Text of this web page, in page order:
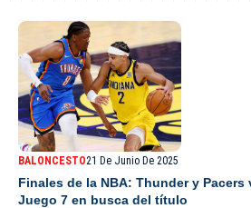
BALONCESTO21 De Junio De 2025
Finales de la NBA: Thunder y Pacers
Juego 7 en busca del título